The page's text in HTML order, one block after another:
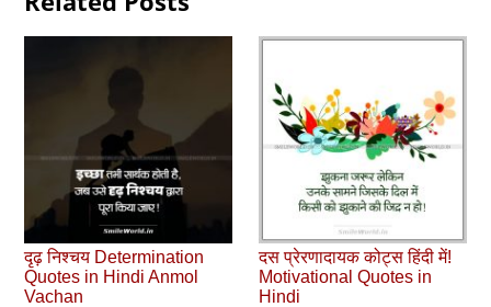
दृढ़ निश्चय Determination
Quotes in Hindi Anmol
Vachan
दस प्रेरणादायक कोट्स हिंदी में!
Motivational Quotes in
Hindi